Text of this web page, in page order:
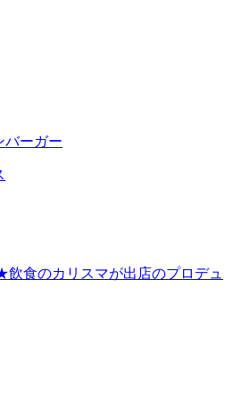
バーガー
食のカリスマが出店のプロデュ